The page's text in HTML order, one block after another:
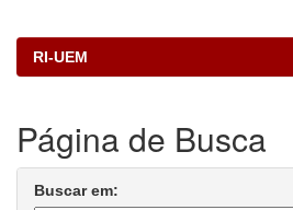
RI-UEM
Página de Busca
Buscar em: